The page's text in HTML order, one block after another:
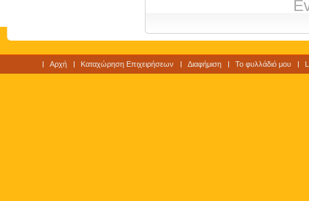
Αρχή Καταχώρηση Επιχειρήσεων Διαφήμιση Το φυλλάδιό μου